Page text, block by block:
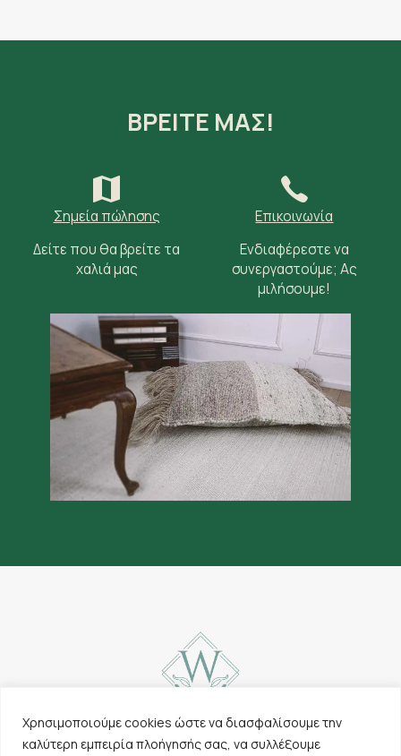
Χρησιμοποιούμε cookies ώστε να διασφαλίσουμε την
καλύτερη εμπειρία πλοήγησής σας, να συλλέξουμε
ΒΡΕΙΤΕ ΜΑΣ!
Σημεία πώλησης
Δείτε που θα βρείτε τα
χαλιά μας
Επικοινωνία
Ενδιαφέρεστε να
συνεργαστούμε; Ας
μιλήσουμε!
Επικοινωνία